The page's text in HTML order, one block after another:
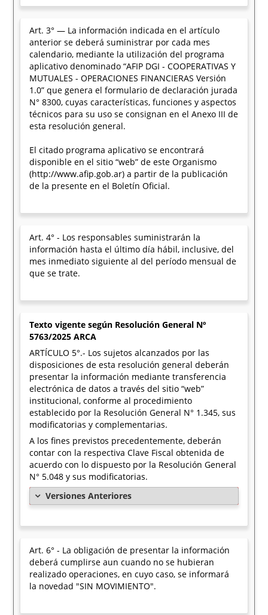
Art. 3° — La información indicada en el artículo
anterior se deberá suministrar por cada mes
calendario, mediante la utilización del programa
aplicativo denominado “AFIP DGI - COOPERATIVAS Y
MUTUALES - OPERACIONES FINANCIERAS Versión
1.0” que genera el formulario de declaración jurada
N° 8300, cuyas características, funciones y aspectos
técnicos para su uso se consignan en el Anexo III de
esta resolución general.
El citado programa aplicativo se encontrará
disponible en el sitio “web” de este Organismo
(http://www.afip.gob.ar) a partir de la publicación
de la presente en el Boletín Oficial.
Art. 4° - Los responsables suministrarán la
información hasta el último día hábil, inclusive, del
mes inmediato siguiente al del período mensual de
que se trate.
Texto vigente según Resolución General Nº
5763/2025 ARCA
ARTÍCULO 5°.- Los sujetos alcanzados por las
disposiciones de esta resolución general deberán
presentar la información mediante transferencia
electrónica de datos a través del sitio “web”
institucional, conforme al procedimiento
establecido por la Resolución General N° 1.345, sus
modificatorias y complementarias.
A los fines previstos precedentemente, deberán
contar con la respectiva Clave Fiscal obtenida de
acuerdo con lo dispuesto por la Resolución General
N° 5.048 y sus modificatorias.
Versiones Anteriores
Art. 6° - La obligación de presentar la información
deberá cumplirse aun cuando no se hubieran
realizado operaciones, en cuyo caso, se informará
la novedad "SIN MOVIMIENTO".